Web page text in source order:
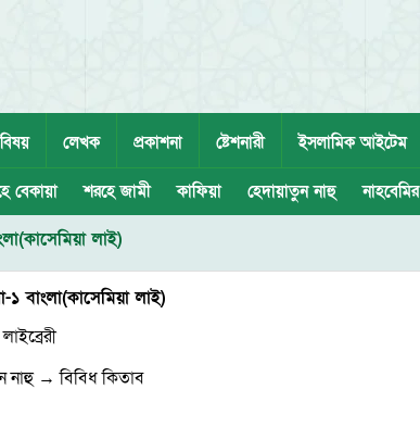
বিষয় লেখক প্রকাশনা ষ্টেশনারী ইসলামিক আইটেম
বেকায়া শরহে জামী কাফিয়া হেদায়াতুন নাহু নাহবেমির
লাই)
বাংলা(কাসেমিয়া লাই)
নাহু→বিবিধ কিতাব